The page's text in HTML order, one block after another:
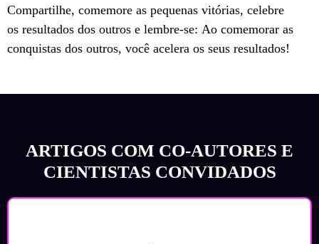
Compartilhe, comemore as pequenas vitórias, celebre
os resultados dos outros e lembre-se: Ao comemorar as
conquistas dos outros, você acelera os seus resultados!
ARTIGOS COM CO-AUTORES E
CIENTISTAS CONVIDADOS